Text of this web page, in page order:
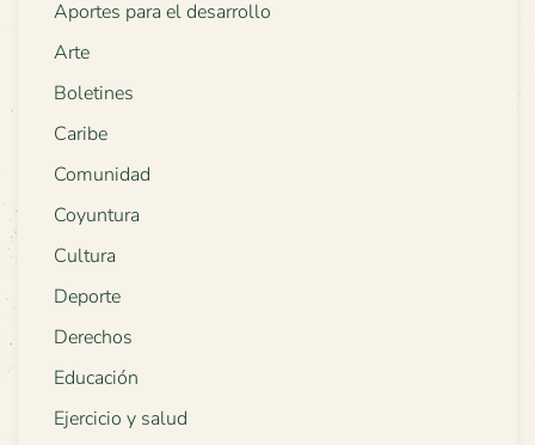
Aportes para el desarrollo
Arte
Boletines
Caribe
Comunidad
Coyuntura
Cultura
Deporte
Derechos
Educación
Ejercicio y salud